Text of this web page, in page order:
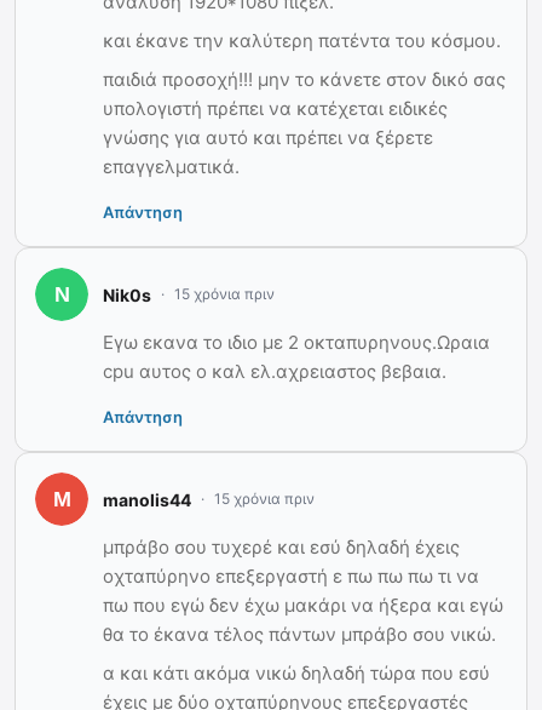
και έκανε την καλύτερη πατέντα του κόσμου.
παιδιά προσοχή!!! μην το κάνετε στον δικό σας
υπολογιστή πρέπει να κατέχεται ειδικές
γνώσης για αυτό και πρέπει να ξέρετε
επαγγελματικά.
Απάντηση
Nik0s 15 χρόνια πριν
Εγω εκανα το ιδιο με 2 οκταπυρηνους.Ωραια
cpu αυτος ο καλ ελ.αχρειαστος βεβαια.
Απάντηση
manolis44 15 χρόνια πριν
μπράβο σου τυχερέ και εσύ δηλαδή έχεις
οχταπύρηνο επεξεργαστή ε πω πω πω τι να
πω που εγώ δεν έχω μακάρι να ήξερα και εγώ
θα το έκανα τέλος πάντων μπράβο σου νικώ.
α και κάτι ακόμα νικώ δηλαδή τώρα που εσύ
έχεις με δύο οχταπύρηνους επεξεργαστές